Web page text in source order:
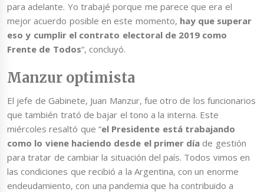
para adelante. Yo trabajé porque me parece que era el
mejor acuerdo posible en este momento, hay que superar
eso y cumplir el contrato electoral de 2019 como
Frente de Todos“, concluyó.
Manzur optimista
El jefe de Gabinete, Juan Manzur, fue otro de los funcionarios
que también trató de bajar el tono a la interna. Este
miércoles resaltó que “el Presidente está trabajando
como lo viene haciendo desde el primer día de gestión
para tratar de cambiar la situación del país. Todos vimos en
las condiciones que recibió a la Argentina, con un enorme
endeudamiento, con una pandemia que ha contribuido a